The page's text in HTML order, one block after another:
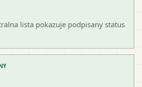
lista pokazuje podpisany status